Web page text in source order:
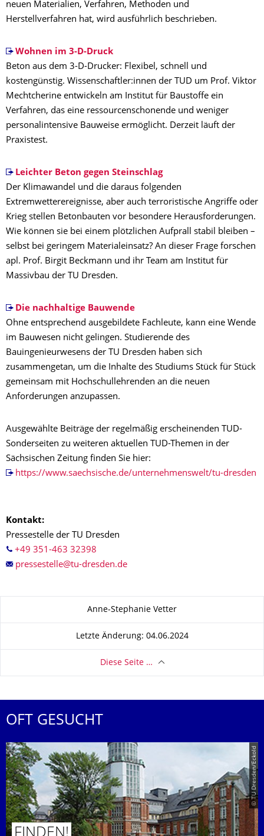
neuen Materialien, Verfahren, Methoden und
Herstellverfahren hat, wird ausführlich beschrieben.
Wohnen im 3-D-Druck
Beton aus dem 3-D-Drucker: Flexibel, schnell und
kostengünstig. Wissenschaftler:innen der TUD um Prof. Viktor
Mechtcherine entwickeln am Institut für Baustoffe ein
Verfahren, das eine ressourcenschonende und weniger
personalintensive Bauweise ermöglicht. Derzeit läuft der
Praxistest.
Leichter Beton gegen Steinschlag
Der Klimawandel und die daraus folgenden
Extremwetterereignisse, aber auch terroristische Angriffe oder
Krieg stellen Betonbauten vor besondere Herausforderungen.
Wie können sie bei einem plötzlichen Aufprall stabil bleiben –
selbst bei geringem Materialeinsatz? An dieser Frage forschen
apl. Prof. Birgit Beckmann und ihr Team am Institut für
Massivbau der TU Dresden.
Die nachhaltige Bauwende
Ohne entsprechend ausgebildete Fachleute, kann eine Wende
im Bauwesen nicht gelingen. Studierende des
Bauingenieurwesens der TU Dresden haben sich
zusammengetan, um die Inhalte des Studiums Stück für Stück
gemeinsam mit Hochschullehrenden an die neuen
Anforderungen anzupassen.
Ausgewählte Beiträge der regelmäßig erscheinenden TUD-
Sonderseiten zu weiteren aktuellen TUD-Themen in der
Sächsischen Zeitung finden Sie hier:
https://www.saechsische.de/unternehmenswelt/tu-dresden
Kontakt:
Pressestelle der TU Dresden
+49 351-463 32398
Zu dieser SeiteAnne-Stephanie Vetter
Letzte Änderung: 04.06.2024
Diese Seite …
OFT GESUCHT
© TU Dresden/Eckold